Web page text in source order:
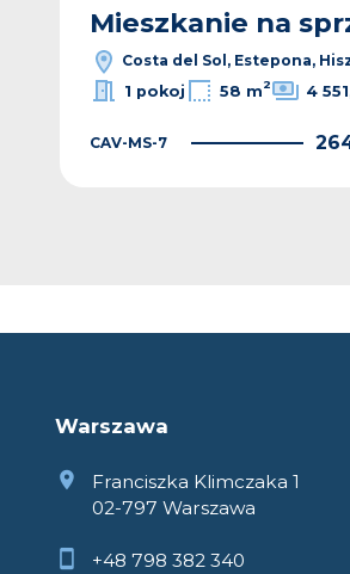
Mieszkanie na
Costa del Sol, Estepona,
1 pokoj
58 m2 4
CAV-MS-7
Warszawa
Franciszka Klimczaka 1
02-797 Warszawa
+48 798 382 340